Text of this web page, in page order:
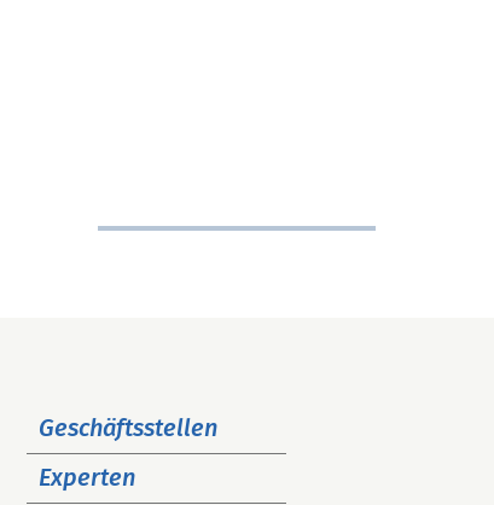
überspringen
Geschäftsstellen
Experten